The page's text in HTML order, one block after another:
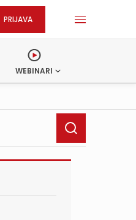
PRIJAVA
WEBINARI